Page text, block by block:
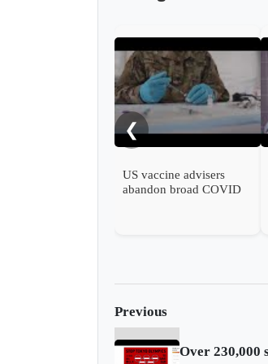
❮
US vaccine advisers
abandon broad COVID
Previous